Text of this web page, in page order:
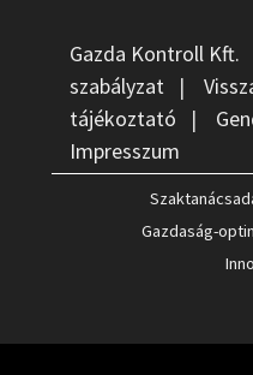
Gazda Kontroll Kft.
szabályzat|
tájékoztató |
Impresszum
Gazdaság-